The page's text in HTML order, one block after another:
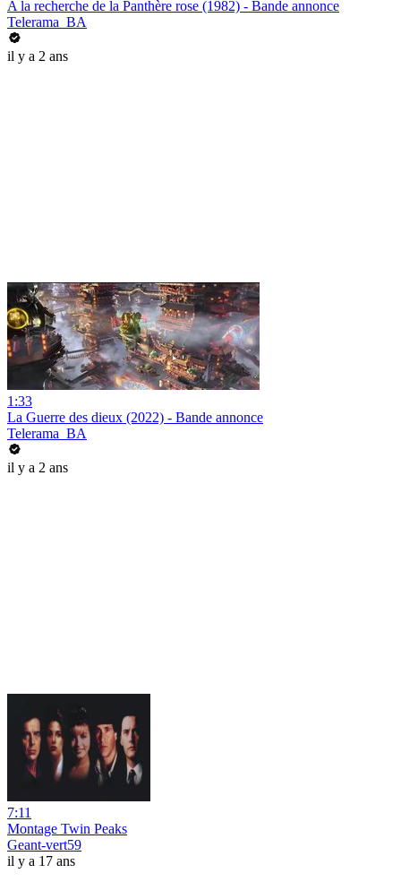
A la recherche de la Panthère rose (1982) - Bande annonce
Telerama_BA
il y a 2 ans
1:33
La Guerre des dieux (2022) - Bande annonce
Telerama_BA
il y a 2 ans
7:11
Montage Twin Peaks
Geant-vert59
il y a 17 ans